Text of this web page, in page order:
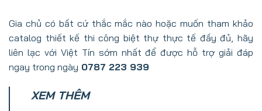
Gia chủ có bất cứ thắc mắc nào hoặc muốn tham khảo
catalog thiết kế thi công biệt thự thực tế đầy đủ, hãy
liên lạc với Việt Tín sớm nhất để được hỗ trợ giải đáp
ngay trong ngày 0787 223 939
XEM THÊM